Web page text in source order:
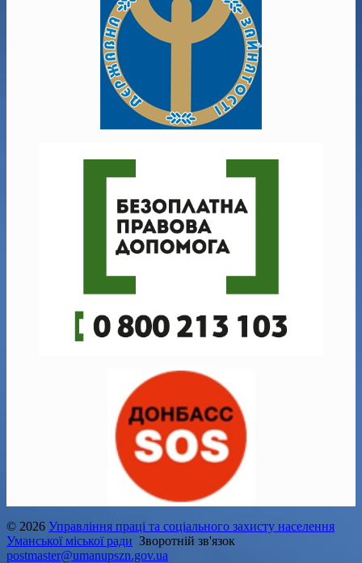
© 2026 Управління праці та соціального захисту населення
Уманської міської ради Зворотній зв'язок
postmaster@umanupszn.gov.ua